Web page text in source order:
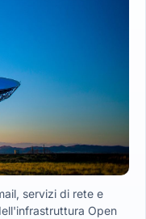
servizi di rete e
Open